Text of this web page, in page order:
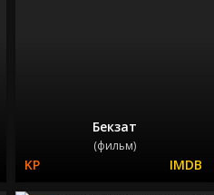
Бекзат
(фильм)